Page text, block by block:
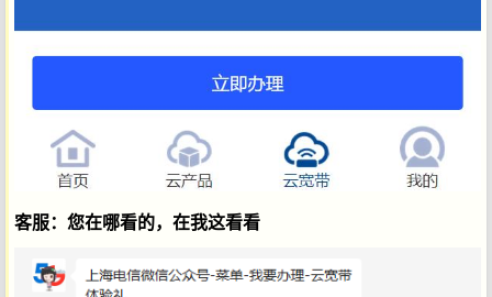
客服：您在哪看的，在我这看看